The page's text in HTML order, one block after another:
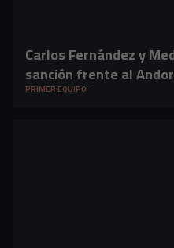
Carlos Fernández y
sanción frente al
PRIMER EQUIPO